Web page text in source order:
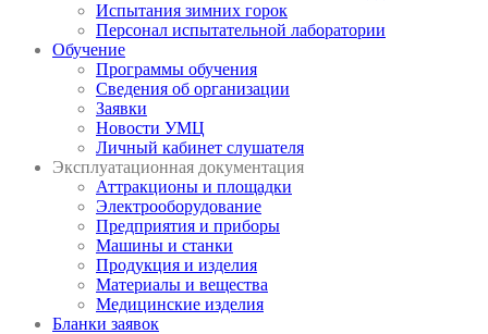
Испытания зимних горок
Персонал испытательной лаборатории
Обучение
Программы обучения
Сведения об организации
Заявки
Новости УМЦ
Личный кабинет слушателя
Эксплуатационная документация
Аттракционы и площадки
Электрооборудование
Предприятия и приборы
Машины и станки
Продукция и изделия
Материалы и вещества
Медицинские изделия
Бланки заявок